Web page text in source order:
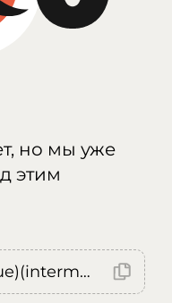
но мы уже
этим
Error: (intermediate value)(intermediate value)(intermediate value).replaceAll is not a function